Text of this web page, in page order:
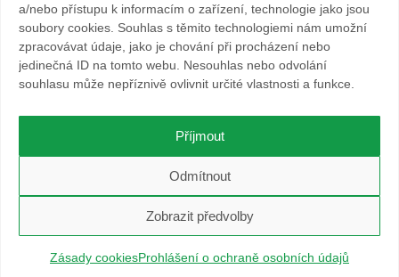
a/nebo přístupu k informacím o zařízení, technologie jako jsou
soubory cookies. Souhlas s těmito technologiemi nám umožní
zpracovávat údaje, jako je chování při procházení nebo
jedinečná ID na tomto webu. Nesouhlas nebo odvolání
souhlasu může nepříznivě ovlivnit určité vlastnosti a funkce.
Příjmout
Odmítnout
Zobrazit předvolby
Zásady cookiesProhlášení o ochraně osobních údajů
Spolek BESKYDHOST je dobrovolný svazek fyzických a
právnických osob podnikajících v hostinské živnosti
a příbuzných oborech v oblasti cestovního ruchu. Místem
nad Ostravicí.
O WordPress se stará